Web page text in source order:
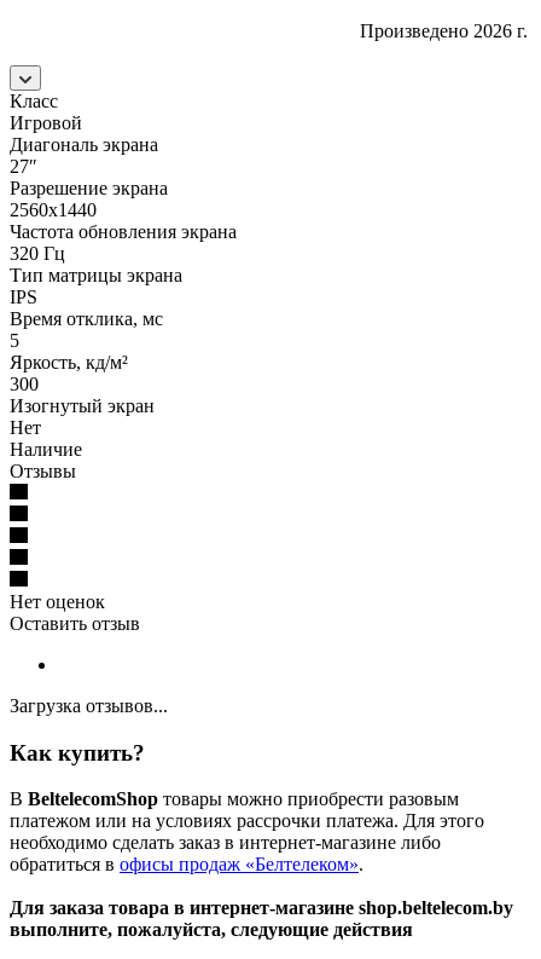
Произведено 2026 г.
Класс
Игровой
Диагональ экрана
27″
Разрешение экрана
2560x1440
Частота обновления экрана
320 Гц
Тип матрицы экрана
IPS
Время отклика, мс
5
Яркость, кд/м²
300
Изогнутый экран
Нет
Наличие
Отзывы
Нет оценок
Оставить отзыв
Загрузка отзывов...
Как купить?
В BeltelecomShop товары можно приобрести разовым
платежом или на условиях рассрочки платежа. Для этого
необходимо сделать заказ в интернет-магазине либо
обратиться в офисы продаж «Белтелеком».
Для заказа товара в интернет-магазине shop.beltelecom.by
выполните, пожалуйста, следующие действия